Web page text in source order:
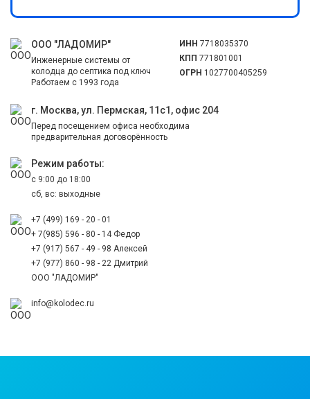
ООО "ЛАДОМИР"
Инженерные системы от
колодца до септика под ключ
Работаем с 1993 года
ИНН 7718035370
КПП 771801001
ОГРН 1027700405259
г. Москва, ул. Пермская, 11с1, офис 204
Перед посещением офиса необходима
предварительная договорённость
Режим работы:
с 9:00 до 18:00
сб, вс: выходные
+7 (499) 169 - 20 - 01
+ 7(985) 596 - 80 - 14 Федор
+7 (917) 567 - 49 - 98 Алексей
+7 (977) 860 - 98 - 22 Дмитрий
ООО "ЛАДОМИР"
info@kolodec.ru